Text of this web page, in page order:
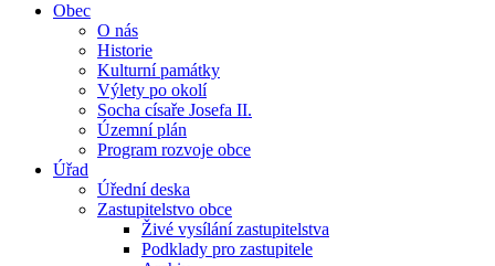
Obec
O nás
Historie
Kulturní památky
Výlety po okolí
Socha císaře Josefa II.
Územní plán
Program rozvoje obce
Úřad
Úřední deska
Zastupitelstvo obce
Živé vysílání zastupitelstva
Podklady pro zastupitele